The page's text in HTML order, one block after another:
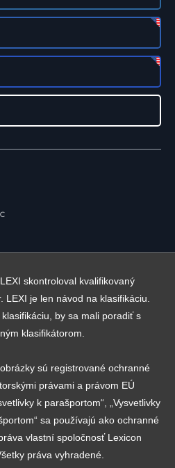
skontroloval kvalifikovaný
LEXI je len návod na klasifikáciu.
by sa mali poradiť s
klasifikátorom.
sú registrované ochranné
právami a právom EÚ
k parašportom“, „Vysvetlivky
sa používajú ako ochranné
vlastní spoločnosť Lexicon
práva vyhradené.